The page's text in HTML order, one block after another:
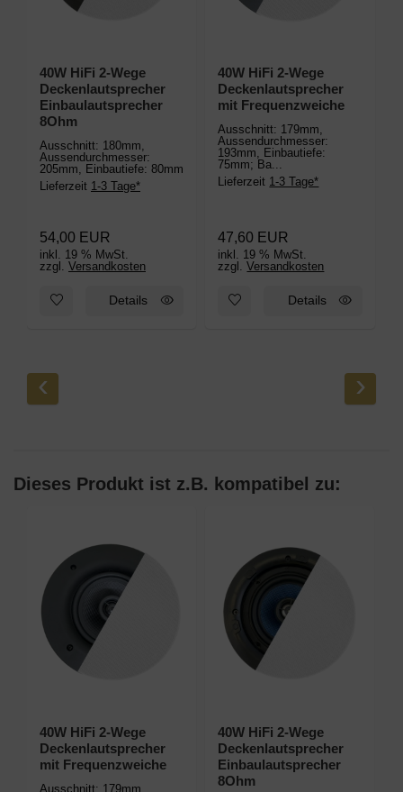
40W HiFi 2-Wege
Deckenlautsprecher
Einbaulautsprecher
8Ohm
Ausschnitt: 180mm,
Aussendurchmesser:
205mm, Einbautiefe: 80mm
Lieferzeit 1-3 Tage*
54,00 EUR
inkl. 19 % MwSt.
zzgl. Versandkosten
Zum Merkzettel hinzufügen: 40W HiFi 2-Wege
Details
40W HiFi 2-Wege
Deckenlautsprecher
mit Frequenzweiche
Ausschnitt: 179mm,
Aussendurchmesser:
193mm, Einbautiefe:
75mm; Ba...
Lieferzeit 1-3 Tage*
47,60 EUR
inkl. 19 % MwSt.
zzgl.Versandkosten
Zum Merkzettel hinzufügen:
Details
‹ ›
Dieses Produkt ist z.B. kompatibel zu:
40W HiFi 2-Wege
Deckenlautsprecher
mit Frequenzweiche
Ausschnitt: 179mm,
40W HiFi 2-Wege
Deckenlautsprecher
Einbaulautsprecher
8Ohm